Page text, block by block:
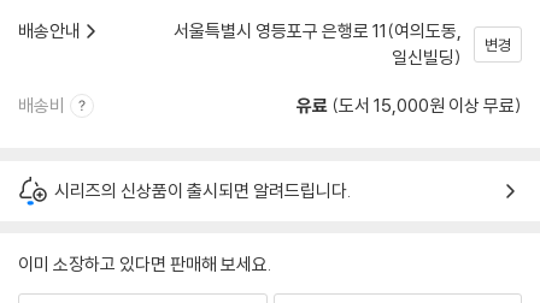
배송안내
서울특별시 영등포구 은행로 11(여의도동,
일신빌딩)
변경
배송비 유료 (도서 15,000원 이상 무료)
시리즈의 신상품이 출시되면 알려드립니다.
이미 소장하고 있다면 판매해 보세요.